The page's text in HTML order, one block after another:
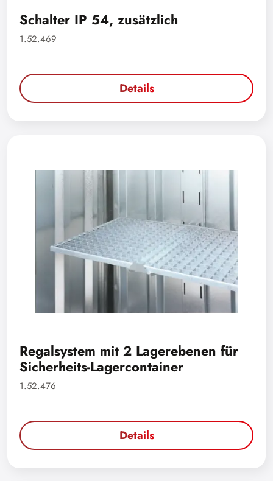
Schalter IP 54, zusätzlich
1.52.469
Details
Regalsystem mit 2 Lagerebenen für
Sicherheits-Lagercontainer
1.52.476
Details